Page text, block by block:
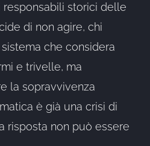
responsabili storici delle
di non agire, chi
che considera
e trivelle, ma
la sopravvivenza
è già una crisi di
risposta non può essere